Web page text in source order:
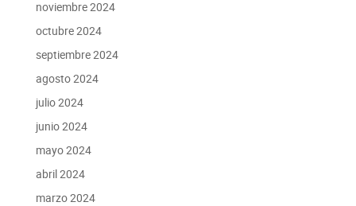
noviembre 2024
octubre 2024
septiembre 2024
agosto 2024
julio 2024
junio 2024
mayo 2024
abril 2024
marzo 2024